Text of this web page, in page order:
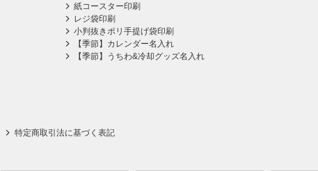
紙コースター印刷
レジ袋印刷
小判抜きポリ手提げ袋印刷
【季節】カレンダー名入れ
【季節】うちわ&冷却グッズ名入れ
特定商取引法に基づく表記